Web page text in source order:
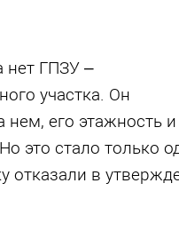
нет ГПЗУ –
участка. Он
его этажность и
это стало только
отказали в